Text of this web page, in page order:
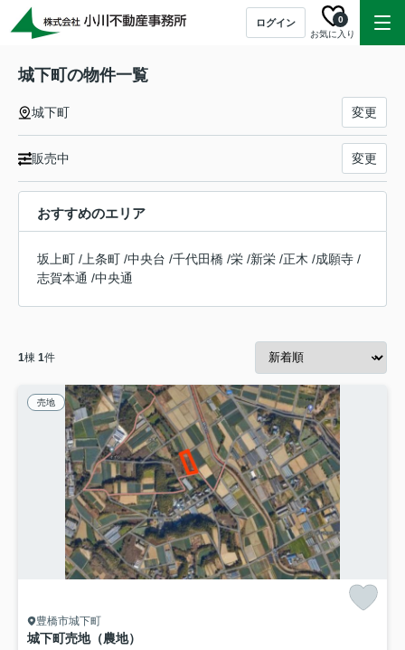
ログイン
お気に入り
0
城下町の物件一覧
城下町 変更
販売中 変更
おすすめのエリア
坂上町 / 上条町 /中央台 /千代田橋 /栄 /新栄 /正木 /成願寺 /
志賀本通 /中央通
1棟 1件
売地
豊橋市城下町
城下町売地（農地）